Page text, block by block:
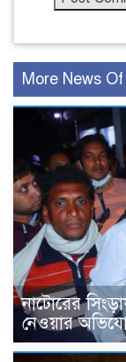
More News
নাটোরের
নেওয়ার